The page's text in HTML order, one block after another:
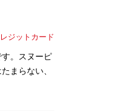
ジットカード
。スヌーピ
まらない、